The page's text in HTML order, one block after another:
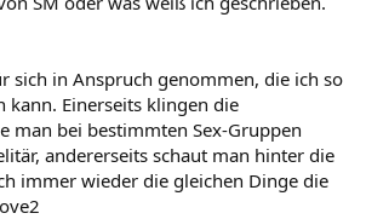
sich in Anspruch genommen, die ich so
kann. Einerseits klingen die
man bei bestimmten Sex-Gruppen
andererseits schaut man hinter die
immer wieder die gleichen Dinge die